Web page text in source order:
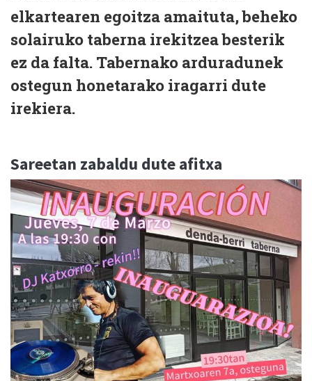
elkartearen egoitza amaituta, beheko
solairuko taberna irekitzea besterik
ez da falta. Tabernako arduradunek
ostegun honetarako iragarri dute
irekiera.
Sareetan zabaldu dute afitxa